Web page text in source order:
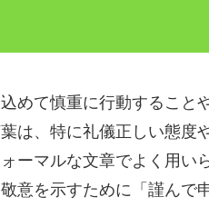
めて慎重に行動するこ
は、特に礼儀正しい態度
ーマルな文章でよく用い
意を示すために「謹んで